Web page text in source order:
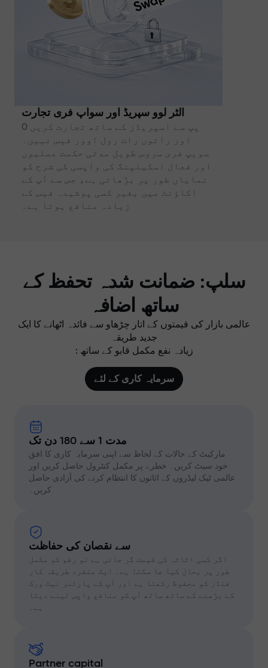
الٹر لوو سپریڈ اور سواپ فری تجارت
0 پپ سے اسپریڈز کے ساتھ تجارت کریں
اور راتوں رات رول اوور فیس نہیں۔
سویپ فری سروس طویل مدتی حکمت عملیوں
اور فعال اسکیلپنگ کی واپسی کی شرح کو
نمایاں طور پر بڑھاتی ہے، جس سے آپ کے
اکاؤنٹ میں بغیر کسی پوشیدہ فیس کے
زیادہ منافع ہوتا ہے۔
سلپ: ضمانت شدہ تحفظ کے
ساتھ اضافہ
عالمی بازار کی قیمتوں کے اتار چڑھاو سے فائدہ اٹھانے کا ایک
جدید طریقہ
: زیادہ نفع مکمل قابو کے ساتھ
سرمایہ کاری کے لئے
مدت 1 سے 180 دن تک
مارکیٹ کے حالات کے لحاظ سے اپنی سرمایہ کاری کا افق
خود سیٹ کریں۔ خطرے پر مکمل کنٹرول حاصل کریں اور
عالمی ٹیک لیڈروں کے اثاثوں کا انتظام کرنے کی آزادی حاصل
کریں۔
سے نقصان کی حفاظت
اگر کسی اثاثہ کی قیمت گر جاتی ہے تو رقم کو مکمل
طور پر بحال کیا جا سکتا ہے۔ ایک منفرد طریقہ کار
فنڈز کو محفوظ رکھتا ہے اور آپ کے پارٹنر نیٹ ورک
کے بڑھنے کے ساتھ ساتھ آپ کو منافع واپس لینے دیتا
ہے۔
Partner capital